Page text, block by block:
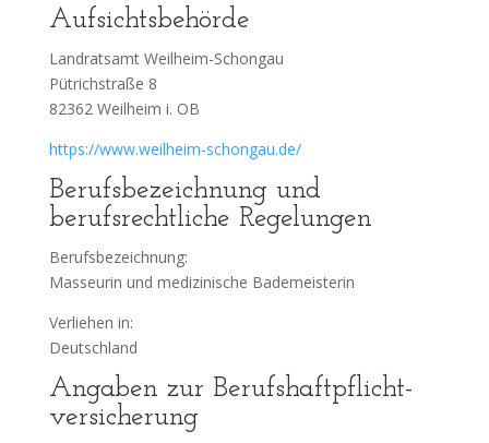
Aufsichtsbehörde
Landratsamt Weilheim-Schongau
Pütrichstraße 8
82362 Weilheim i. OB
https://www.weilheim-schongau.de/
Berufsbezeichnung und
berufsrechtliche Regelungen
Berufsbezeichnung:
Masseurin und medizinische Bademeisterin
Verliehen in:
Deutschland
Angaben zur Berufs­haftpflicht­
versicherung